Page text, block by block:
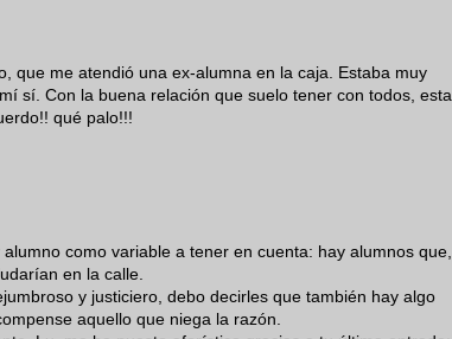
que me atendió una ex-alumna en la caja. Estaba muy
sí. Con la buena relación que suelo tener con todos, esta
qué palo!!!
como variable a tener en cuenta: hay alumnos que,
en la calle.
y justiciero, debo decirles que también hay algo
aquello que niega la razón.